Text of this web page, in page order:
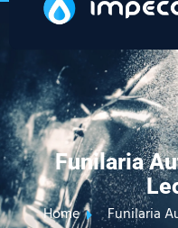
Funilaria
Home Funilaria